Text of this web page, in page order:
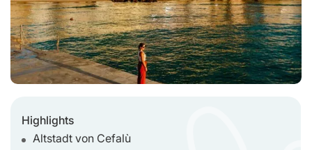
Highlights
Altstadt von Cefalù